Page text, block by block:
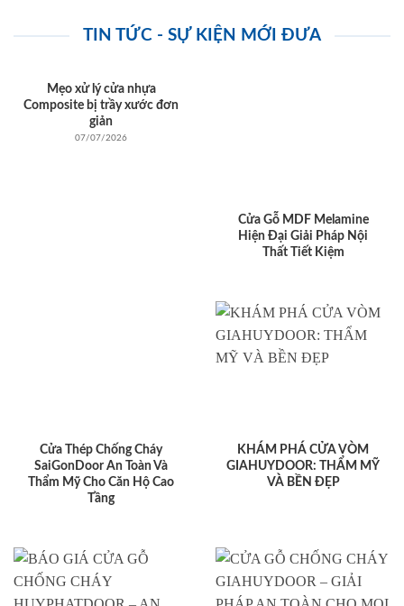
TIN TỨC - SỰ KIỆN MỚI ĐƯA
Mẹo xử lý cửa nhựa
Composite bị trầy xước đơn
giản
07/07/2026
Cửa Gỗ MDF Melamine
Hiện Đại Giải Pháp Nội
Thất Tiết Kiệm
Cửa Thép Chống Cháy
SaiGonDoor An Toàn Và
Thẩm Mỹ Cho Căn Hộ Cao
Tầng
KHÁM PHÁ CỬA VÒM
GIAHUYDOOR: THẨM MỸ
VÀ BỀN ĐẸP